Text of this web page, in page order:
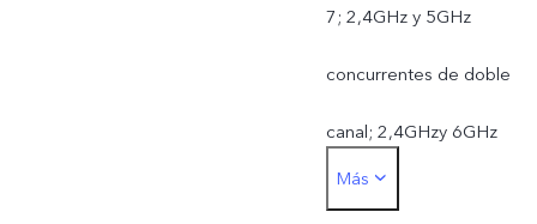
7; 2,4GHz y 5GHz
concurrentes de doble
canal; 2,4GHzy 6GHz
concurrentes de doble
Más